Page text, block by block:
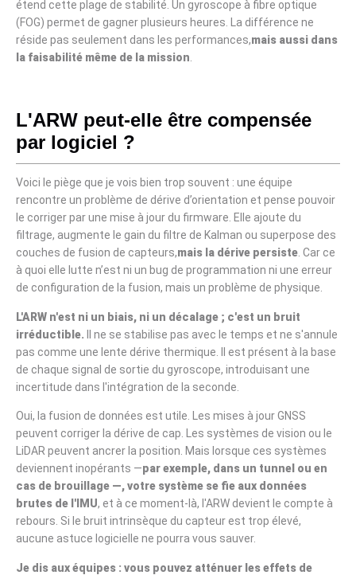
étend cette plage de stabilité. Un gyroscope à fibre optique
(FOG) permet de gagner plusieurs heures. La différence ne
réside pas seulement dans les performances,mais aussi dans
la faisabilité même de la mission
L'ARW peut-elle être compensée
par logiciel ?
Voici le piège que je vois bien trop souvent : une équipe
rencontre un problème de dérive d’orientation et pense pouvoir
le corriger par une mise à jour du firmware. Elle ajoute du
filtrage, augmente le gain du filtre de Kalman ou superpose des
couches de fusion de capteurs,mais la dérive persiste. Car ce
à quoi elle lutte n’est ni un bug de programmation ni une erreur
de configuration de la fusion, mais un problème de physique.
L'ARW n'est ni un biais, ni un décalage ; c'est un bruit
irréductible. Il ne se stabilise pas avec le temps et ne s'annule
pas comme une lente dérive thermique. Il est présent à la base
de chaque signal de sortie du gyroscope, introduisant une
incertitude dans l'intégration de la seconde.
Oui, la fusion de données est utile. Les mises à jour GNSS
peuvent corriger la dérive de cap. Les systèmes de vision ou le
LiDAR peuvent ancrer la position. Mais lorsque ces systèmes
deviennent inopérants —par exemple, dans un tunnel ou en
cas de brouillage —, votre système se fie aux données
brutes de l'IMU, et à ce moment-là, l'ARW devient le compte à
rebours. Si le bruit intrinsèque du capteur est trop élevé,
aucune astuce logicielle ne pourra vous sauver.
Je dis aux équipes : vous pouvez atténuer les effets de